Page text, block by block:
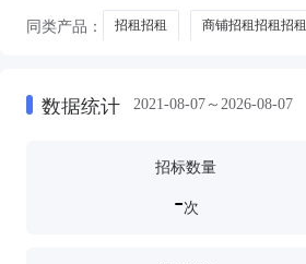
同类产品： 招租招租 商铺招租招租招租
数据统计 2021-08-07～2026-08-07
招标数量
-次